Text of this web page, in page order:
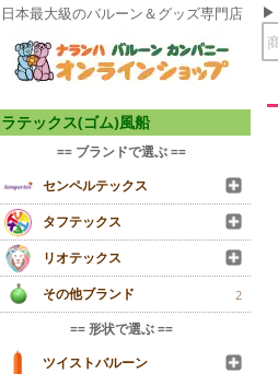
日本最大級のバルーン＆グッズ専門店
ラテックス(ゴム)風船
== ブランドで選ぶ ==
センペルテックス
タフテックス
リオテックス
その他ブランド
2
== 形状で選ぶ ==
ツイストバルーン